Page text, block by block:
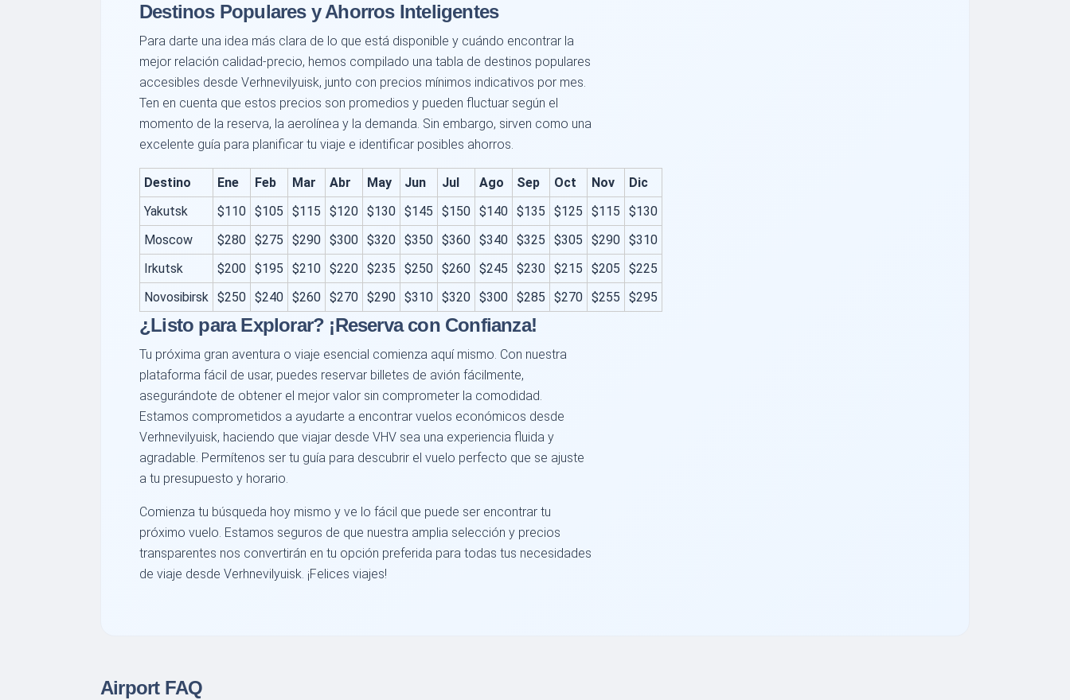
Destinos Populares y Ahorros Inteligentes
Para darte una idea más clara de lo que está disponible y cuándo encontrar la
mejor relación calidad-precio, hemos compilado una tabla de destinos populares
accesibles desde Verhnevilyuisk, junto con precios mínimos indicativos por mes.
Ten en cuenta que estos precios son promedios y pueden fluctuar según el
momento de la reserva, la aerolínea y la demanda. Sin embargo, sirven como una
excelente guía para planificar tu viaje e identificar posibles ahorros.
Destino Ene Feb Mar Abr May Jun Jul Ago Sep Oct Nov
Dic
Yakutsk
$110 $105 $115 $120 $130 $145 $150 $140 $135 $125 $115
$130
Moscow
$280 $275 $290 $300 $320 $350 $360 $340 $325 $305 $290 $310
Irkutsk
$200 $195 $210 $220 $235 $250 $260 $245 $230 $215 $205
$225
Novosibirsk $250 $240 $260 $270 $290 $310 $320 $300 $285 $270 $255 $295
¿Listo para Explorar? ¡Reserva con Confianza!
Tu próxima gran aventura o viaje esencial comienza aquí mismo. Con nuestra
plataforma fácil de usar, puedes reservar billetes de avión fácilmente,
asegurándote de obtener el mejor valor sin comprometer la comodidad.
Estamos comprometidos a ayudarte a encontrar vuelos económicos desde
Verhnevilyuisk, haciendo que viajar desde VHV sea una experiencia fluida y
agradable. Permítenos ser tu guía para descubrir el vuelo perfecto que se ajuste
a tu presupuesto y horario.
Comienza tu búsqueda hoy mismo y ve lo fácil que puede ser encontrar tu
próximo vuelo. Estamos seguros de que nuestra amplia selección y precios
transparentes nos convertirán en tu opción preferida para todas tus necesidades
de viaje desde Verhnevilyuisk. ¡Felices viajes!
Airport FAQ